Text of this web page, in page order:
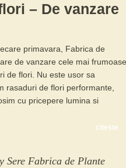
– De vanzare
primavara, Fabrica de
de vanzare cele mai frumoase
de flori. Nu este usor sa
rasaduri de flori performante,
cu pricepere lumina si
citește
Sere Fabrica de Plante